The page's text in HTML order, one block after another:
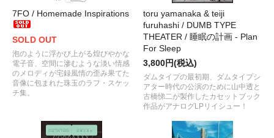
7FO / Homemade Inspirations
SOLD OUT
泡のように浮かび上がる煌びやかな
電子音、空間に滲むような淡い情感
のメロディが宅録風情の歪み果てた
音像に包まれた珠玉のラフ・スケッ
チ集。
toru yamanaka & teiji
furuhashi / DUMB TYPE
THEATER / 睡眠の計画 - Plan
For Sleep
3,800円(税込)
ダムタイプの最初期、ダムタイプシ
アター時代の公演のために山中透と
古橋悌二が製作したカセットブック
作品がアナログLPリイシュー！